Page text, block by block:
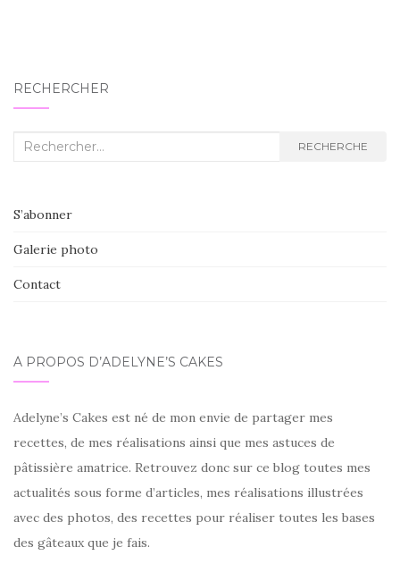
RECHERCHER
Recherche
RECHERCHE
S’abonner
Galerie photo
Contact
À PROPOS D’ADELYNE’S CAKES
Adelyne’s Cakes est né de mon envie de partager mes
recettes, de mes réalisations ainsi que mes astuces de
pâtissière amatrice. Retrouvez donc sur ce blog toutes mes
actualités sous forme d’articles, mes réalisations illustrées
avec des photos, des recettes pour réaliser toutes les bases
des gâteaux que je fais.